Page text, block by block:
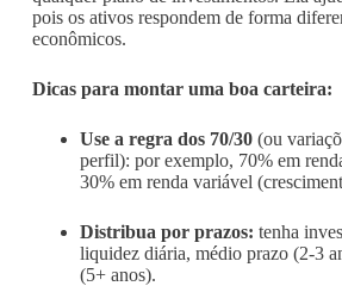
pois os ativos respondem de forma
econômicos.
Dicas para montar uma boa carteira:
Use a regra dos 70/30(ou
perfil): por exemplo, 70% em
30% em renda variável
Distribua por prazos: tenha
liquidez diária, médio prazo (2-3
(5+ anos).